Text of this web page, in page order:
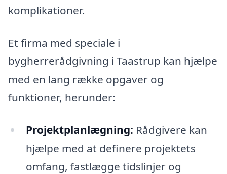
komplikationer.
Et firma med speciale i
bygherrerådgivning i Taastrup kan hjælpe
med en lang række opgaver og
funktioner, herunder:
Projektplanlægning: Rådgivere kan
hjælpe med at definere projektets
omfang, fastlægge tidslinjer og